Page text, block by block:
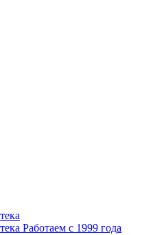
Работаем с 1999 года